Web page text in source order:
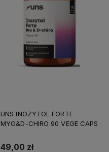
UNS INOZYTOL FORTE
MYO&D-CHIRO 90 VEGE CAPS
49,00 zł